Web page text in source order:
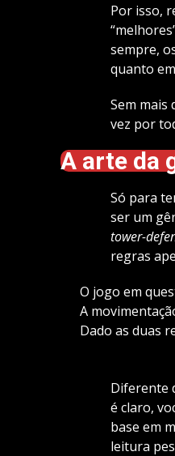
Por isso,
sempre,
quanto
Sem mais
vez por
A arte da
Só para
ser um
tower-
regras
O jogo em
A
Dado as duas
Diferente
é claro,
base em
leitura